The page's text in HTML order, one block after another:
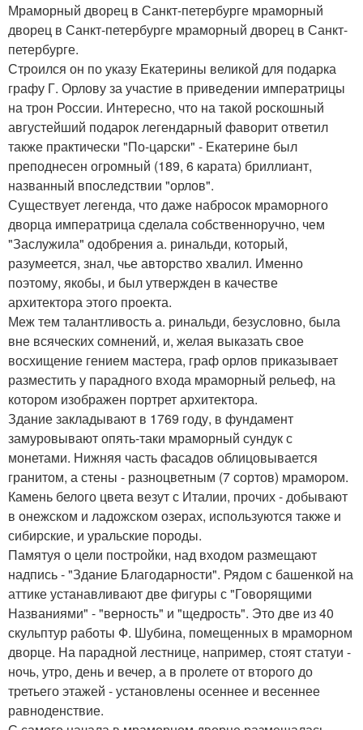
Мраморный дворец в Санкт-петербурге мраморный
дворец в Санкт-петербурге мраморный дворец в Санкт-
петербурге.
Строился он по указу Екатерины великой для подарка
графу Г. Орлову за участие в приведении императрицы
на трон России. Интересно, что на такой роскошный
августейший подарок легендарный фаворит ответил
также практически "По-царски" - Екатерине был
преподнесен огромный (189, 6 карата) бриллиант,
названный впоследствии "орлов".
Существует легенда, что даже набросок мраморного
дворца императрица сделала собственноручно, чем
"Заслужила" одобрения а. ринальди, который,
разумеется, знал, чье авторство хвалил. Именно
поэтому, якобы, и был утвержден в качестве
архитектора этого проекта.
Меж тем талантливость а. ринальди, безусловно, была
вне всяческих сомнений, и, желая выказать свое
восхищение гением мастера, граф орлов приказывает
разместить у парадного входа мраморный рельеф, на
котором изображен портрет архитектора.
Здание закладывают в 1769 году, в фундамент
замуровывают опять-таки мраморный сундук с
монетами. Нижняя часть фасадов облицовывается
гранитом, а стены - разноцветным (7 сортов) мрамором.
Камень белого цвета везут с Италии, прочих - добывают
в онежском и ладожском озерах, используются также и
сибирские, и уральские породы.
Памятуя о цели постройки, над входом размещают
надпись - "Здание Благодарности". Рядом с башенкой на
аттике устанавливают две фигуры с "Говорящими
Названиями" - "верность" и "щедрость". Это две из 40
скульптур работы Ф. Шубина, помещенных в мраморном
дворце. На парадной лестнице, например, стоят статуи -
ночь, утро, день и вечер, а в пролете от второго до
третьего этажей - установлены осеннее и весеннее
равноденствие.